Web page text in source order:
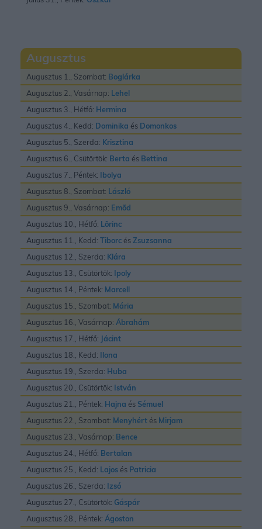
Augusztus
Augusztus 1., Szombat: Boglárka
Augusztus 2., Vasárnap: Lehel
Augusztus 3., Hétfő: Hermina
Augusztus 4., Kedd: Dominika és Domonkos
Augusztus 5., Szerda: Krisztina
Augusztus 6., Csütörtök: Berta és Bettina
Augusztus 7., Péntek: Ibolya
Augusztus 8., Szombat: László
Augusztus 9., Vasárnap: Emõd
Augusztus 10., Hétfő: Lõrinc
Augusztus 11., Kedd: Tiborc ésZsuzsanna
Augusztus 12., Szerda: Klára
Augusztus 13., Csütörtök: Ipoly
Augusztus 14., Péntek: Marcell
Augusztus 15., Szombat: Mária
Augusztus 16., Vasárnap: Ábrahám
Augusztus 17., Hétfő: Jácint
Augusztus 18., Kedd: Ilona
Augusztus 19., Szerda: Huba
Augusztus 20., Csütörtök: István
Augusztus 21., Péntek: Hajna és Sémuel
Augusztus 22., Szombat: Menyhért és Mirjam
Augusztus 23., Vasárnap: Bence
Augusztus 24., Hétfő: Bertalan
Augusztus 25., Kedd: Lajos és Patricia
Augusztus 26., Szerda: Izsó
Augusztus 27., Csütörtök: Gáspár
Augusztus 28., Péntek: Ágoston